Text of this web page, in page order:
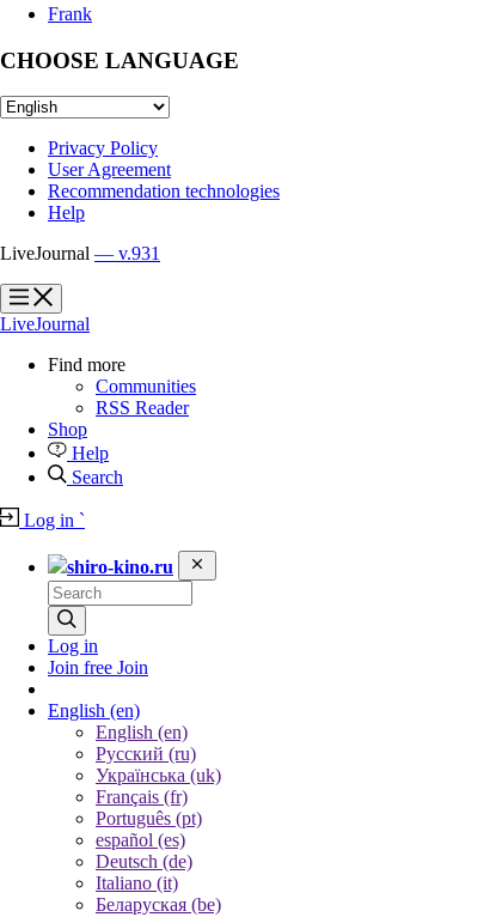
Frank
CHOOSE LANGUAGE
Privacy Policy
User Agreement
Recommendation technologies
Help
LiveJournal — v.931
?
?
LiveJournal
Find more
Communities
RSS Reader
Shop
Help
Search
Log in `
shiro-kino.ru
Log in
Join free Join
English (en)
English (en)
Русский (ru)
Українська (uk)
Français (fr)
Português (pt)
español (es)
Deutsch (de)
Italiano (it)
Беларуская (be)